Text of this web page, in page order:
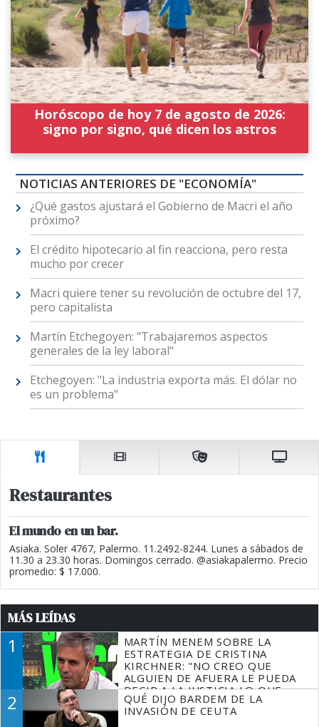
Horóscopo de hoy 7 de agosto de 2026:
signo por signo, qué dicen los astros
NOTICIAS ANTERIORES DE "ECONOMÍA"
¿Qué gastos ajustará el Gobierno de Macri el año
próximo?
El crédito hipotecario al fin reacciona, pero resta
mucho por crecer
Macri quiere tener su revolución de octubre del 17,
pero capitalista
Martín Etchegoyen: "Trabajaremos aspectos
generales de la ley laboral"
Etchegoyen: "La industria exporta más. El dólar no
es un problema"
Restaurantes
El mundo en un bar.
Asiaka. Soler 4767, Palermo. 11.2492-8244. Lunes a sábados de
11.30 a 23.30 horas. Domingos cerrado. @asiakapalermo. Precio
promedio: $ 17.000.
MÁS LEÍDAS
1
MARTÍN MENEM SOBRE LA
ESTRATEGIA DE CRISTINA
KIRCHNER: "NO CREO QUE
ALGUIEN DE AFUERA LE PUEDA
DECIR A LA JUSTICIA LO QUE
TIENE QUE HACER"
2
QUÉ DIJO BARDEM DE LA
INVASIÓN DE CEUTA